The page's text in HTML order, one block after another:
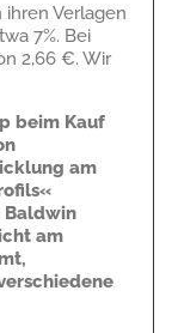
Verlagen
7%. Bei
2,66 €. Wir
beim Kauf
am
Baldwin
am